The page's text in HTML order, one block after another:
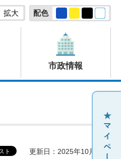
拡大 配色
市政情報
更新日：2025年10月16日